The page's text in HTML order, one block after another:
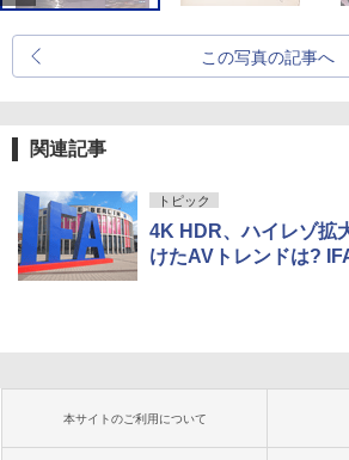
この写真の記事へ
関連記事
トピック
4K HDR、ハイレゾ拡
けたAVトレンドは?
本サイトのご利用について